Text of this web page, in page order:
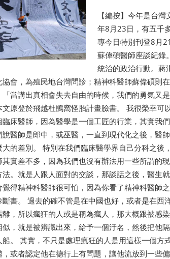
【編按】今年是台
年8月23日，有五千
專今日特別刊登8月
蘇偉碩醫師座談紀錄
統治的政治行動。蔣
協會，為殖民地台灣問診；精神科醫師蘇偉碩則
當講出真相會失去自由的時候，我們的勇氣又
文原登於飛越杜鵑窩怪胎計畫臉書。 我很榮幸
臨床醫師，因為醫學是一個工匠的行業，其實我
醫師是郎中，或巫醫，一直到現代化之後，醫
的差別。 特別在我們臨床醫學界自己分科之後
實差不多，因為我們也沒有辦法用一些所謂的
。就是人跟人面對的交談，那談話之後，醫生
覺得精神科醫師很可怕，因為你看了精神科醫師
書。 過去的確不管是在中國也好，或者是在
，所以瘋狂的人或是稱為瘋人，那大概跟被感
似，就是被辨識出來，給予一個汙名，然後把他
。 其實，不只是處理瘋狂的人是用這樣一個方
或者認定他在德行上有問題，讓他流放到一些